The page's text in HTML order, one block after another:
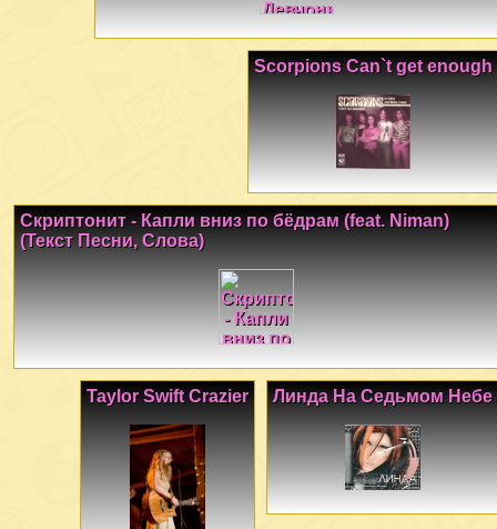
Scorpions Can`t get enough
Скриптонит - Капли вниз по бёдрам (feat. Niman)
(Текст Песни, Слова)
Линда На Седьмом Небе
Taylor Swift Crazier